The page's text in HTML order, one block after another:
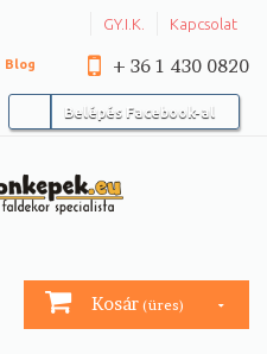
GY.I.K. Kapcsolat
+ 36 1 430 0820
Blog
Belépés Facebook-al
Kosár (üres)